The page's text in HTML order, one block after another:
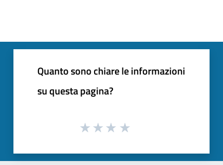
Quanto sono chiare le informazioni
su questa pagina?